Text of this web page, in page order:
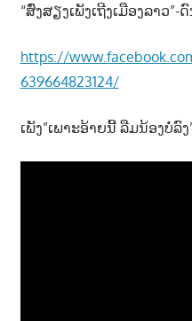
“ສົ່ງສຽງເພັງເຖີງເມືອງລາວ
https://
639664823124/
ເພັງ”ເພາະອ້າຍນີ້ ລືມນ້ອງບໍ່ລົງ